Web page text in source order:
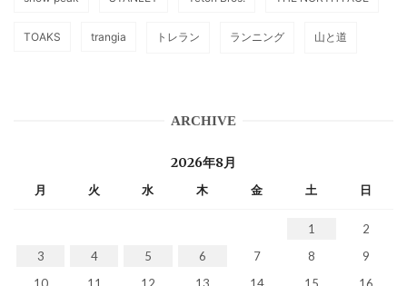
TOAKS trangia トレラン ランニング 山と道
ARCHIVE
2026年8月
月 火 水 木 金 土 日
1
2
3
4 5 6 7 8
9